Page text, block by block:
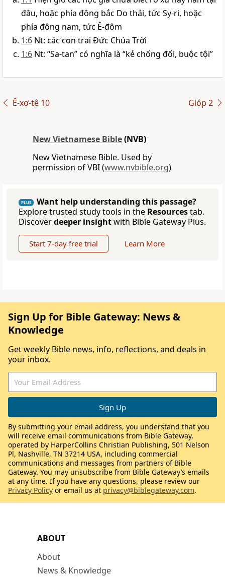
đâu, hoặc phía đông bắc Do thái, tức Sy-ri, hoặc
phía đông nam, tức Ê-đôm
1:6 Nt: các con trai Đức Chúa Trời
1:6 Nt: “Sa-tan” có nghĩa là “kẻ chống đối, buộc tội”
Ê-xơ-tê 10 Gióp 2
New Vietnamese Bible(NVB)
New Vietnamese Bible. Used by
permission of VBI (www.nvbible.org)
PLUS
Want help understanding this passage?
Explore trusted study tools in the Resourcestab.
Discoverdeeper insightwith Bible Gateway Plus.
Start 7-day free trial Learn More
ABOUT
About
News & Knowledge
Sign Up for Bible Gateway: News &
Knowledge
Get weekly Bible news, info, reflections, and deals in
your inbox.
By submitting your email address, you understand that you
will receive email communications from Bible Gateway,
operated by HarperCollins Christian Publishing, 501 Nelson
Pl, Nashville, TN 37214 USA, including commercial
communications and messages from partners of Bible
Gateway. You may unsubscribe from Bible Gateway’s emails
at any time. If you have any questions, please review our
Privacy Policy or email us at privacy@biblegateway.com.